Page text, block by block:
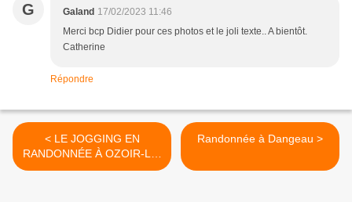
G Galand 17/02/2023 11:46
Merci bcp Didier pour ces photos et le joli texte.. A bientôt.
Catherine
Répondre
< LE JOGGING EN
RANDONNÉE À OZOIR-LE-
BREUIL
Randonnée à Dangeau >